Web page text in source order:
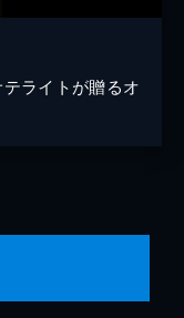
ライトが贈るオ